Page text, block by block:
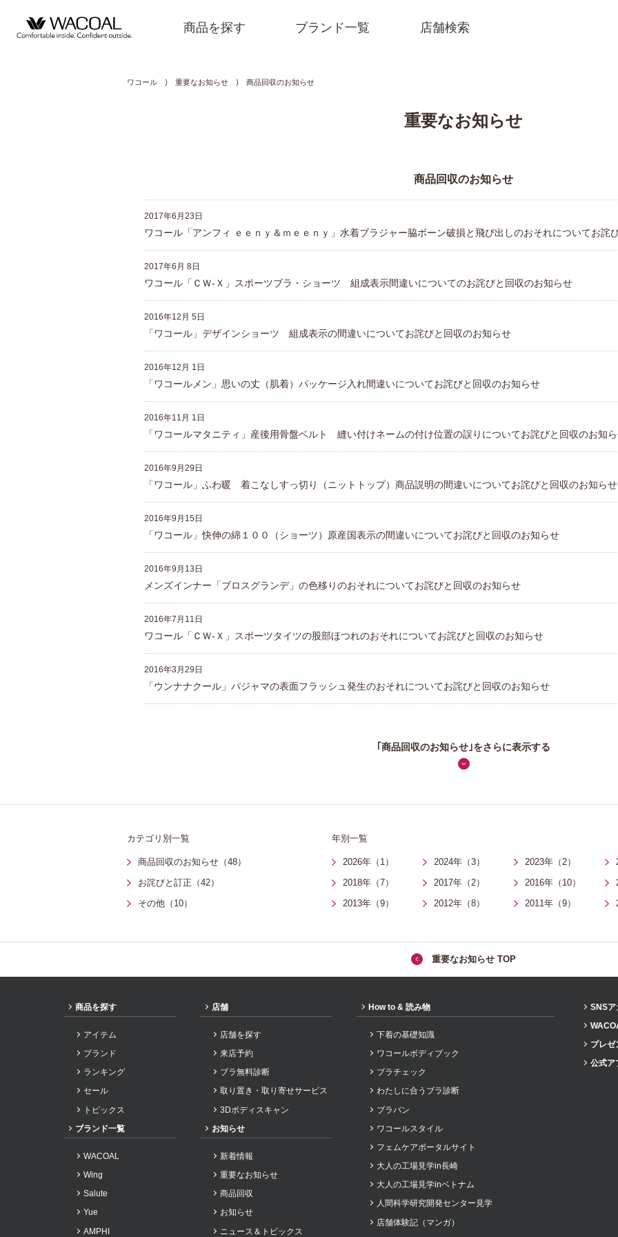
商品を探す ブランド一覧 店舗検索
店舗検索
新着情報
重要なお知らせ
お知らせ
ワコールウェブストア
公式アプリ
ニュース＆トピックス
企業情報
SNSアカウント一覧
お問い合わせ
よくあるご質問
ワコール ⟩ 重要なお知らせ ⟩ 商品回収のお知らせ
重要なお知らせ
商品回収のお知らせ
2017年6月23日
ワコール「アンフィ ｅｅｎｙ＆ｍｅｅｎｙ」水着ブラジャー脇ボーン破損と飛び出しのおそれについてお詫
2017年6月 8日
ワコール「ＣＷ-Ｘ」スポーツブラ・ショーツ 組成表示間違いについてのお詫びと回収のお知らせ
2016年12月 5日
「ワコール」デザインショーツ 組成表示の間違いについてお詫びと回収のお知らせ
2016年12月 1日
「ワコールメン」思いの丈（肌着）パッケージ入れ間違いについてお詫びと回収のお知らせ
2016年11月 1日
「ワコールマタニティ」産後用骨盤ベルト 縫い付けネームの付け位置の誤りについてお詫びと回収のお知
2016年9月29日
「ワコール」ふわ暖 着こなしすっ切り（ニットトップ）商品説明の間違いについてお詫びと回収のお知らせ
2016年9月15日
「ワコール」快伸の綿１００（ショーツ）原産国表示の間違いについてお詫びと回収のお知らせ
2016年9月13日
メンズインナー「ブロスグランデ」の色移りのおそれについてお詫びと回収のお知らせ
2016年7月11日
ワコール「ＣＷ-Ｘ」スポーツタイツの股部ほつれのおそれについてお詫びと回収のお知らせ
2016年3月29日
「ウンナナクール」パジャマの表面フラッシュ発生のおそれについてお詫びと回収のお知らせ
｢商品回収のお知らせ｣をさらに表示する
カテゴリ別一覧
商品回収のお知らせ（48）
お詫びと訂正（42）
その他（10）
年別一覧
2026年（1） 2024年（3） 2023年（2）
2018年（7）
2017年（2） 2016年（10）
2013年（9）
2012年（8） 2011年（9）
重要なお知らせ TOP
商品を探す
アイテム
ブランド
ランキング
セール
トピックス
ブランド一覧
WACOAL
Wing
Salute
Yue
AMPHI
店舗
店舗を探す
来店予約
ブラ無料診断
取り置き・取り寄せサービス
3Dボディスキャン
お知らせ
新着情報
重要なお知らせ
商品回収
お知らせ
ニュース＆トピックス
How to & 読み物
下着の基礎知識
ワコールボディブック
ブラチェック
わたしに合うブラ診断
ブラパン
ワコールスタイル
フェムケアポータルサイト
大人の工場見学in長崎
大人の工場見学inベトナム
人間科学研究開発センター見学
店舗体験記（マンガ）
SNSア
プレゼ
公式ア